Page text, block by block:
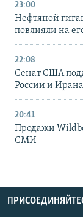
23:00
Нефтяной
повлияли на
22:08
Сенат США
России и Ирана
20:41
Продажи
СМИ